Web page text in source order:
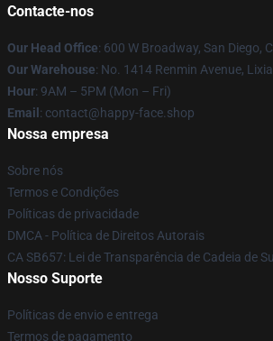
Contacte-nos
Our Head Office: 600 W Broadway, San Diego,
Our Warehouse: No. 1414 Renmin Avenue,
Hour: 9AM – 5PM (Mon – Fri)
Email : contact@happy-face.shop
Nossa empresa
Sobre nós
Termos e Condições
Políticas de privacidade
DMCA - Política de Direitos Autorais
CA SB657: Lei de Transparência de Cadeia de
Nosso Suporte
Políticas de envio e entrega
Termos de pagamento